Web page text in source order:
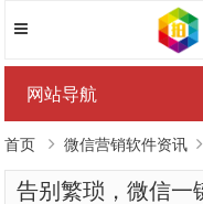
网站导航
首页 微信营销软件资讯
告别繁琐，微信一